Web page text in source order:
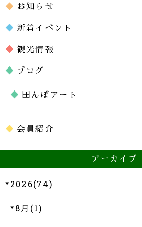
お知らせ
新着イベント
観光情報
ブログ
田んぼアート
会員紹介
アーカイブ
2026(74)
8月(1)